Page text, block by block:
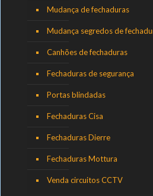
Mudança de fechaduras
Mudança segredos de
Canhões de fechaduras
Fechaduras de segurança
Portas blindadas
Fechaduras Cisa
Fechaduras Dierre
Fechaduras Mottura
Venda circuitos CCTV